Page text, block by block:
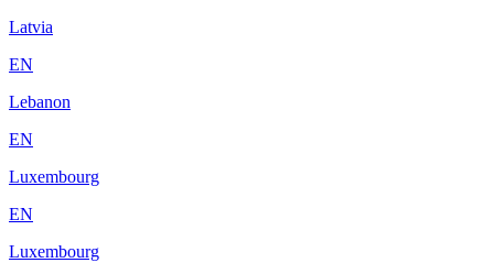
Latvia
EN
Lebanon
EN
Luxembourg
EN
Luxembourg